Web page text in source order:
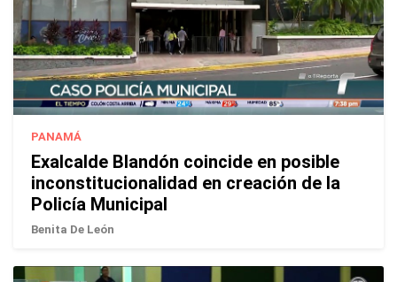
PANAMÁ
Exalcalde Blandón coincide en posible
inconstitucionalidad en creación de la
Policía Municipal
Benita De León